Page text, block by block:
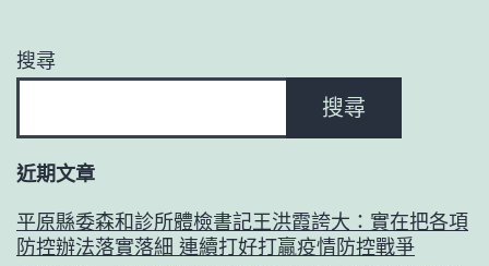
搜尋
搜尋
近期文章
平原縣委森和診所體檢書記王洪霞誇大：實在把各項
防控辦法落實落細 連續打好打贏疫情防控戰爭